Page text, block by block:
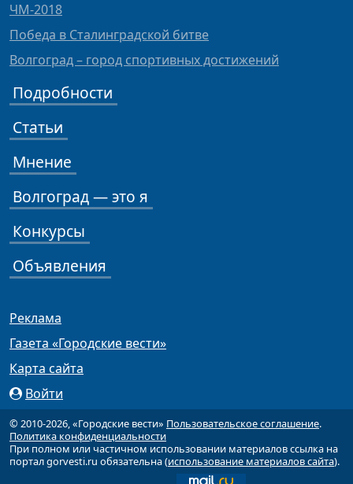
ЧМ-2018
Победа в Сталинградской битве
Волгоград – город спортивных достижений
Подробности
Статьи
Мнение
Волгоград — это я
Конкурсы
Объявления
Реклама
Газета «Городские вести»
Карта сайта
Войти
© 2010-2026, «Городские вести» Пользовательское соглашение.
Политика конфиденциальности
При полном или частичном использовании материалов ссылка на
портал gorvesti.ru обязательна (использование материалов сайта).